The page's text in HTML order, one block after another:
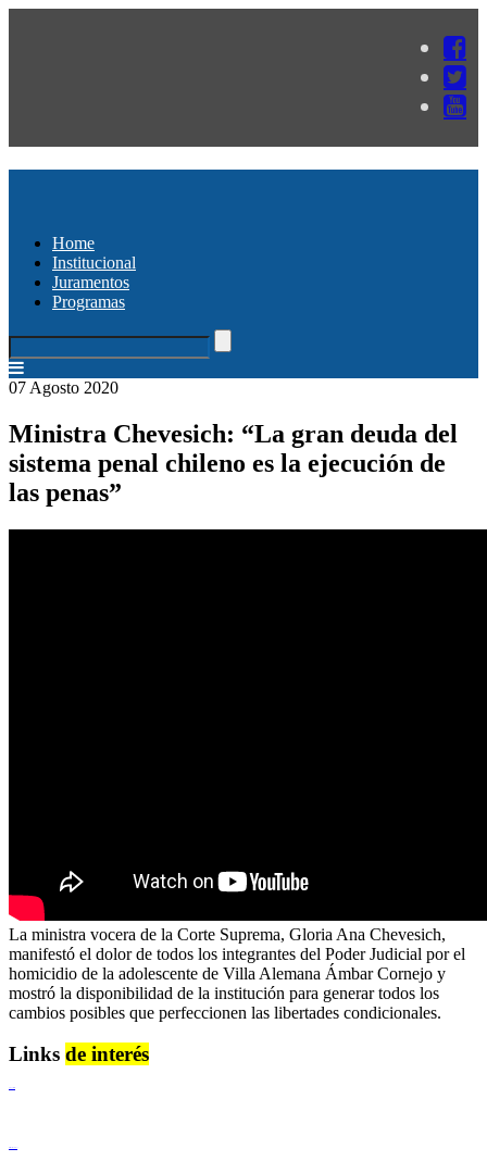
Home
Institucional
Juramentos
Programas
07 Agosto 2020
Ministra Chevesich: “La gran deuda del
sistema penal chileno es la ejecución de
las penas”
La ministra vocera de la Corte Suprema, Gloria Ana Chevesich,
manifestó el dolor de todos los integrantes del Poder Judicial por el
homicidio de la adolescente de Villa Alemana Ámbar Cornejo y
mostró la disponibilidad de la institución para generar todos los
cambios posibles que perfeccionen las libertades condicionales.
Links de interés